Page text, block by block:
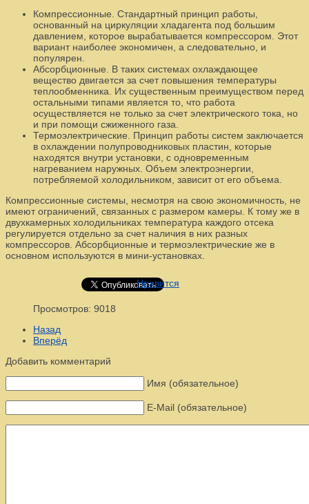
Компрессионные. Стандартный принцип работы,
основанный на циркуляции хладагента под большим
давлением, которое вырабатывается компрессором. Этот
вариант наиболее экономичен, а следовательно, и
популярен.
Абсорбционные. В таких системах охлаждающее
вещество двигается за счет повышения температуры
теплообменника. Их существенным преимуществом перед
остальными типами является то, что работа
осуществляется не только за счет электрического тока, но
и при помощи сжиженного газа.
Термоэлектрические. Принцип работы систем заключается
в охлаждении полупроводниковых пластин, которые
находятся внутри установки, с одновременным
нагреванием наружных. Объем электроэнергии,
потребляемой холодильником, зависит от его объема.
Компрессионные системы, несмотря на свою экономичность, не
имеют ограничений, связанных с размером камеры. К тому же в
двухкамерных холодильниках температура каждого отсека
регулируется отдельно за счет наличия в них разных
компрессоров. Абсорбционные и термоэлектрические же в
основном используются в мини-установках.
Нравится
Просмотров: 9018
Назад
Вперёд
Добавить комментарий
Имя (обязательное)
E-Mail (обязательное)